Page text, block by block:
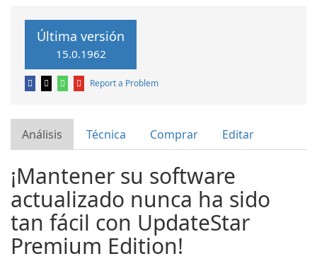
Última versión
15.0.1962
Report a Problem
Análisis Técnica Comprar Editar
¡Mantener su software
actualizado nunca ha sido
tan fácil con UpdateStar
Premium Edition!